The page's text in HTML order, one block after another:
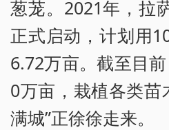
葱茏。2021年，拉
正式启动，计划用
6.72万亩。截至目
0万亩，栽植各类苗
满城”正徐徐走来。